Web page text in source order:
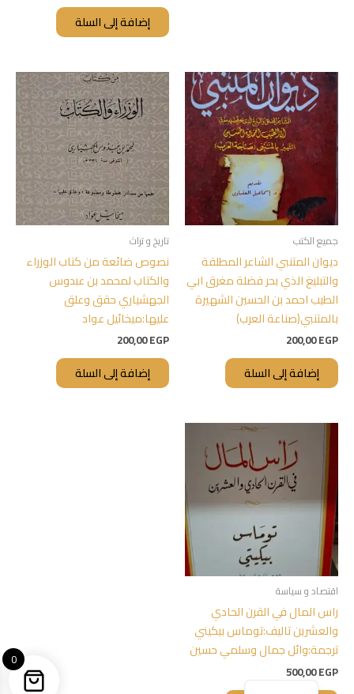
إضافة إلى السلة
جميع الكتب
ديوان المتنبي الشاعر المطلقة
والتبليغ الذي بحر فضلة مغرق ابي
الطيب احمد بن الحسين الشهيرة
بالمتنبي(صناعة العرب)
200,00EGP
إضافة إلى السلة
تاريخ و تراث
نصوص ضائعة من كتاب الوزراء
والكتاب لمحمد بن عبدوس
الجهشياري حقق وعلق
عليها:ميخائيل عواد
200,00EGP
إضافة إلى السلة
اقتصاد و سياسة
راس المال في القرن الحادي
والعشرين تاليف:توماس بيكيني
ترجمة:وائل جمال وسلمي حسين
500,00EGP
0